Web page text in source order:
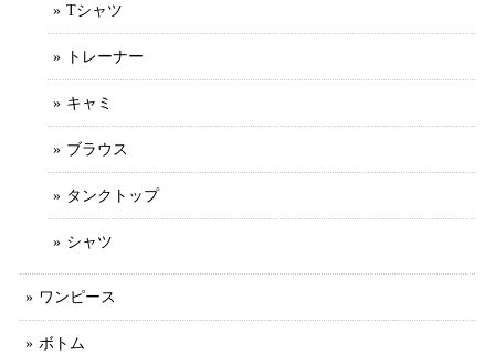
Tシャツ
トレーナー
キャミ
ブラウス
タンクトップ
シャツ
ワンピース
ボトム